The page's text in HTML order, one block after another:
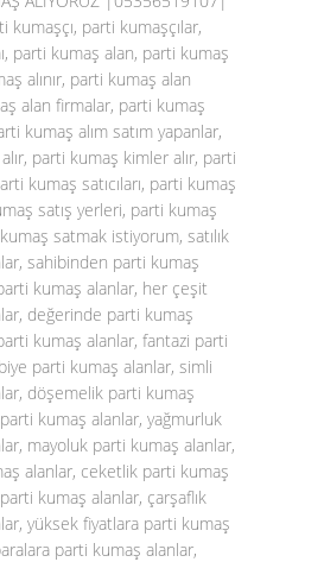
kumaşçı, parti kumaşçılar,
parti kumaş alan, parti kumaş
alınır, parti kumaş alan
alan firmalar, parti kumaş
kumaş alım satım yapanlar,
parti kumaş kimler alır, parti
kumaş satıcıları, parti kumaş
satış yerleri, parti kumaş
satmak istiyorum, satılık
sahibinden parti kumaş
kumaş alanlar, her çeşit
değerinde parti kumaş
kumaş alanlar, fantazi parti
parti kumaş alanlar, simli
döşemelik parti kumaş
kumaş alanlar, yağmurluk
mayoluk parti kumaş alanlar,
alanlar, ceketlik parti kumaş
kumaş alanlar, çarşaflık
yüksek fiyatlara parti kumaş
parti kumaş alanlar,